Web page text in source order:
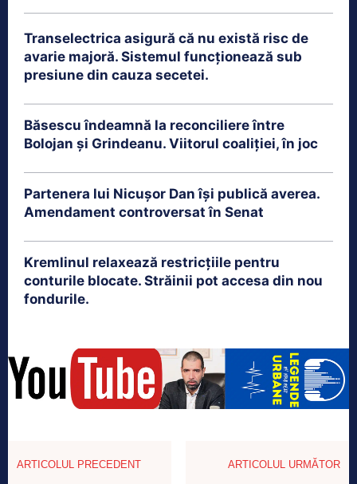
Transelectrica asigură că nu există risc de
avarie majoră. Sistemul funcționează sub
presiune din cauza secetei.
Băsescu îndeamnă la reconciliere între
Bolojan și Grindeanu. Viitorul coaliției, în joc
Partenera lui Nicușor Dan își publică averea.
Amendament controversat în Senat
Kremlinul relaxează restricțiile pentru
conturile blocate. Străinii pot accesa din nou
fondurile.
ARTICOLUL PRECEDENT ARTICOLUL URMĂTOR